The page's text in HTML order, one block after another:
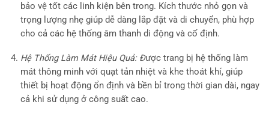
bảo vệ tốt các linh kiện bên trong. Kích thước nhỏ gọn và
trọng lượng nhẹ giúp dễ dàng lắp đặt và di chuyển, phù hợp
cho cả các hệ thống âm thanh di động và cố định.
Hệ Thống Làm Mát Hiệu Quả: Được trang bị hệ thống làm
mát thông minh với quạt tản nhiệt và khe thoát khí, giúp
thiết bị hoạt động ổn định và bền bỉ trong thời gian dài, ngay
cả khi sử dụng ở công suất cao.